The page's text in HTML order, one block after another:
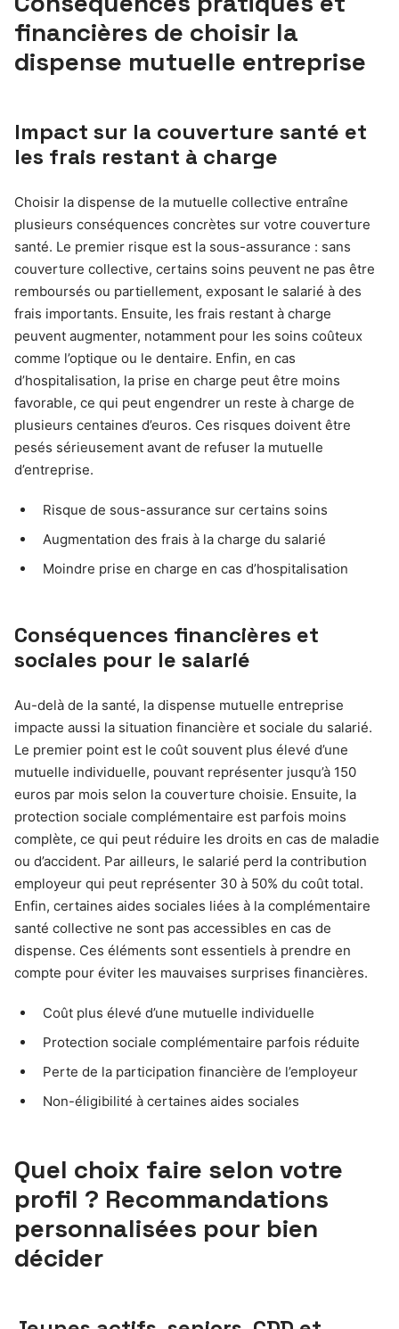
financières de choisir la
dispense mutuelle entreprise
Impact sur la couverture santé et
les frais restant à charge
Choisir la dispense de la mutuelle collective entraîne
plusieurs conséquences concrètes sur votre couverture
santé. Le premier risque est la sous-assurance : sans
couverture collective, certains soins peuvent ne pas être
remboursés ou partiellement, exposant le salarié à des
frais importants. Ensuite, les frais restant à charge
peuvent augmenter, notamment pour les soins coûteux
comme l’optique ou le dentaire. Enfin, en cas
d’hospitalisation, la prise en charge peut être moins
favorable, ce qui peut engendrer un reste à charge de
plusieurs centaines d’euros. Ces risques doivent être
pesés sérieusement avant de refuser la mutuelle
d’entreprise.
Risque de sous-assurance sur certains soins
Augmentation des frais à la charge du salarié
Moindre prise en charge en cas d’hospitalisation
Conséquences financières et
sociales pour le salarié
Au-delà de la santé, la dispense mutuelle entreprise
impacte aussi la situation financière et sociale du salarié.
Le premier point est le coût souvent plus élevé d’une
mutuelle individuelle, pouvant représenter jusqu’à 150
euros par mois selon la couverture choisie. Ensuite, la
protection sociale complémentaire est parfois moins
complète, ce qui peut réduire les droits en cas de maladie
ou d’accident. Par ailleurs, le salarié perd la contribution
employeur qui peut représenter 30 à 50% du coût total.
Enfin, certaines aides sociales liées à la complémentaire
santé collective ne sont pas accessibles en cas de
dispense. Ces éléments sont essentiels à prendre en
compte pour éviter les mauvaises surprises financières.
Coût plus élevé d’une mutuelle individuelle
Protection sociale complémentaire parfois réduite
Perte de la participation financière de l’employeur
Non-éligibilité à certaines aides sociales
Quel choix faire selon votre
profil ? Recommandations
personnalisées pour bien
décider